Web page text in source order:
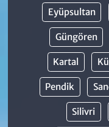
Eyüpsultan
Güngören
Kartal
Pendik
Silivri